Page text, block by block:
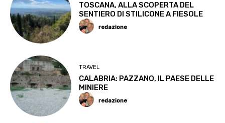
TOSCANA, ALLA SCOPERTA DEL
SENTIERO DI STILICONE A FIESOLE
redazione
TRAVEL
CALABRIA: PAZZANO, IL PAESE DELLE
MINIERE
redazione